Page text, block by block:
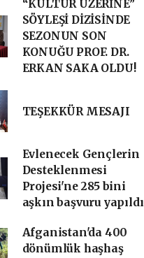
“KÜLTÜR ÜZERİNE”
SÖYLEŞİ DİZİSİNDE
SEZONUN SON
KONUĞU PROF. DR.
ERKAN SAKA OLDU!
TEŞEKKÜR MESAJI
Evlenecek Gençlerin
Desteklenmesi
Projesi'ne 285 bini
aşkın başvuru yapıldı
Afganistan'da 400
dönümlük haşhaş